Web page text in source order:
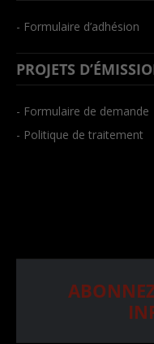
- Formulaire d’adhésion
PROJETS
- Formulaire de demande
- Politique de traitement